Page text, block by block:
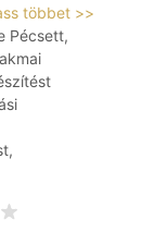
többet >>
Pécsett,